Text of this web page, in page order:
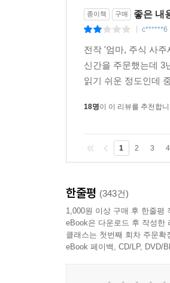
종이책 구매 좋은 내
c******6
전작 '엄마, 주식 사
신간을 주문했는데 3
읽기 쉬운 정도인데
18명이 이 리뷰를 추천합
1 2 3 4
한줄평 (343건)
1,000원 이상 구매 후 한줄평
eBook은 다운로드 후 작성한
클래스는 첫번째 회차 주문
eBook 페이백, CD/LP, DVD/